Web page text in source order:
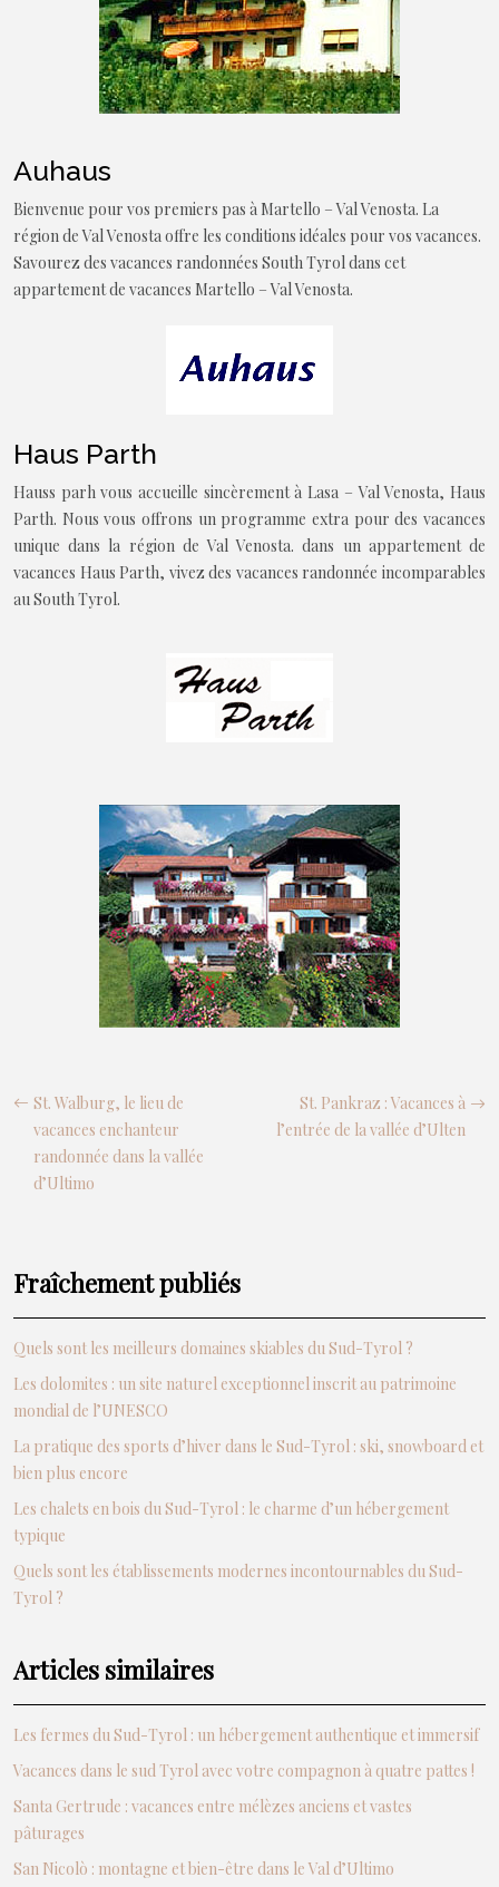
Auhaus
Bienvenue pour vos premiers pas à Martello – Val Venosta. La
région de Val Venosta offre les conditions idéales pour vos vacances.
Savourez des vacances randonnées South Tyrol dans cet
appartement de vacances Martello – Val Venosta.
Haus Parth
Hauss parh vous accueille sincèrement à Lasa – Val Venosta, Haus
Parth. Nous vous offrons un programme extra pour des vacances
unique dans la région de Val Venosta. dans un appartement de
vacances Haus Parth, vivez des vacances randonnée incomparables
au South Tyrol.
St. Walburg, le lieu de
vacances enchanteur
randonnée dans la vallée
d’Ultimo
St. Pankraz : Vacances à
l’entrée de la vallée d’Ulten
Fraîchement publiés
Quels sont les meilleurs domaines skiables du Sud-Tyrol ?
Les dolomites : un site naturel exceptionnel inscrit au patrimoine
mondial de l’UNESCO
La pratique des sports d’hiver dans le Sud-Tyrol : ski, snowboard et
bien plus encore
Les chalets en bois du Sud-Tyrol : le charme d’un hébergement
typique
Quels sont les établissements modernes incontournables du Sud-
Tyrol ?
Articles similaires
Les fermes du Sud-Tyrol : un hébergement authentique et immersif
Vacances dans le sud Tyrol avec votre compagnon à quatre pattes !
Santa Gertrude : vacances entre mélèzes anciens et vastes
pâturages
San Nicolò : montagne et bien-être dans le Val d’Ultimo